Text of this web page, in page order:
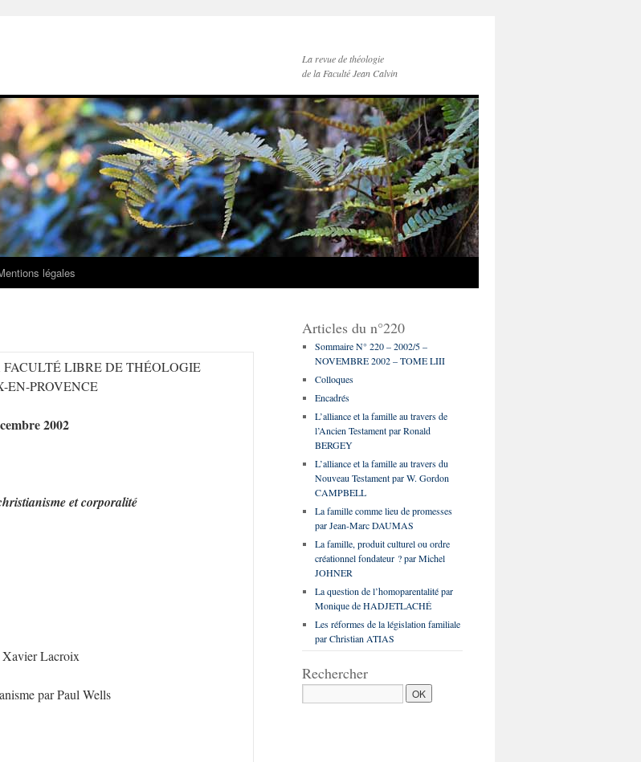
La revue de théologie
de la Faculté Jean Calvin
légales
LIBRE DE THÉOLOGIE
EN-PROVENCE
2002
et corporalité
Xavier Lacroix
par Paul Wells
Articles du n°220
Sommaire N° 220 – 2002/5 –
NOVEMBRE 2002 – TOME LIII
Colloques
Encadrés
L’alliance et la famille au travers de
l’Ancien Testament par Ronald
BERGEY
L’alliance et la famille au travers du
Nouveau Testament par W. Gordon
CAMPBELL
La famille comme lieu de promesses
par Jean-Marc DAUMAS
La famille, produit culturel ou ordre
créationnel fondateur ? par Michel
JOHNER
La question de l’homoparentalité par
Monique de HADJETLACHÉ
Les réformes de la législation familiale
par Christian ATIAS
Rechercher